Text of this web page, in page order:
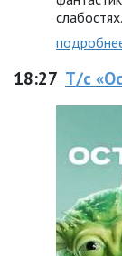
18:27 Т/с